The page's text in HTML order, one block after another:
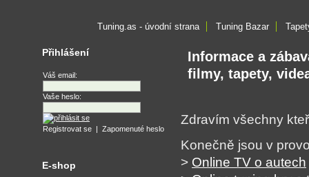
Tuning.as - úvodní strana Tuning Bazar
Informace a
filmy, tapety,
Zdravím všechny
Konečně jsou v
> Online TV o autech
Přihlášení
Váš email:
Vaše heslo:
Registrovat se | Zapomenuté heslo
E-shop